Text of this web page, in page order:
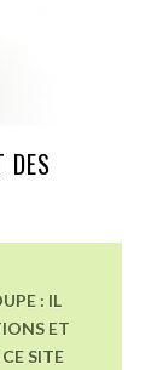
DES
: IL
ET
SITE